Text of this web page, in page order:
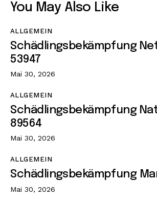
You May Also Like
ALLGEMEIN
Schädlingsbekämpfung
53947
Mai 30, 2026
ALLGEMEIN
Schädlingsbekämpfung
89564
Mai 30, 2026
ALLGEMEIN
Schädlingsbekämpfung
Mai 30, 2026